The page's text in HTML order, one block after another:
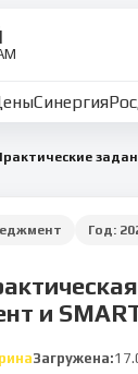
Синергия
Год:
и
Загружена: